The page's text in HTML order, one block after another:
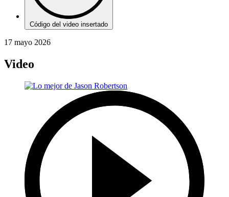
Código del video insertado
17 mayo 2026
Video